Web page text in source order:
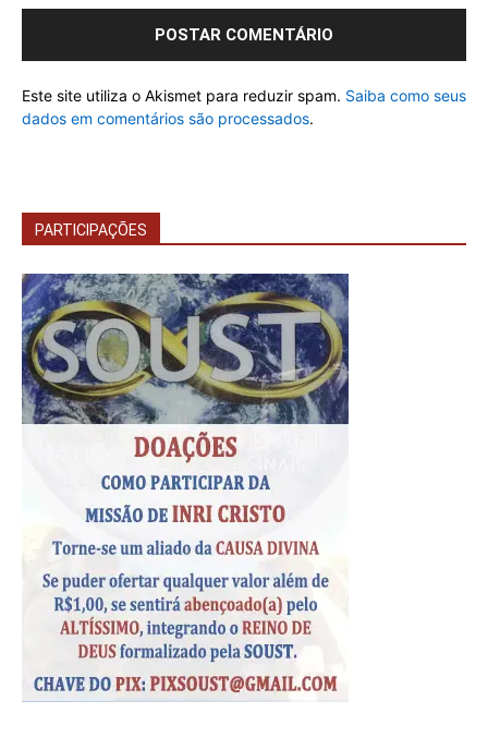
Este site utiliza o Akismet para reduzir spam. Saiba como seus
dados em comentários são processados.
PARTICIPAÇÕES